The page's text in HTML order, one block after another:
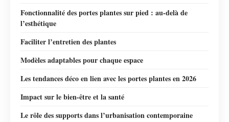
Fonctionnalité des portes plantes sur pied : au-delà de
l’esthétique
Faciliter l’entretien des plantes
Modèles adaptables pour chaque espace
Les tendances déco en lien avec les portes plantes en 2026
Impact sur le bien-être et la santé
Le rôle des supports dans l’urbanisation contemporaine